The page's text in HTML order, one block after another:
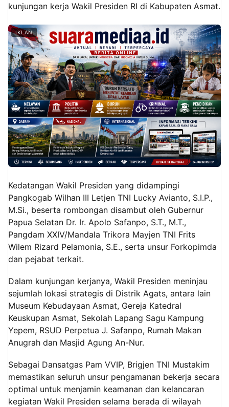
kunjungan kerja Wakil Presiden RI di Kabupaten Asmat.
IKLAN
‎Kedatangan Wakil Presiden yang didampingi
Pangkogab Wilhan III Letjen TNI Lucky Avianto, S.I.P.,
M.Si., beserta rombongan disambut oleh Gubernur
Papua Selatan Dr. Ir. Apolo Safanpo, S.T., M.T.,
Pangdam XXIV/Mandala Trikora Mayjen TNI Frits
Wilem Rizard Pelamonia, S.E., serta unsur Forkopimda
dan pejabat terkait.
‎Dalam kunjungan kerjanya, Wakil Presiden meninjau
sejumlah lokasi strategis di Distrik Agats, antara lain
Museum Kebudayaan Asmat, Gereja Katedral
Keuskupan Asmat, Sekolah Lapang Sagu Kampung
Yepem, RSUD Perpetua J. Safanpo, Rumah Makan
Anugrah dan Masjid Agung An-Nur.
‎Sebagai Dansatgas Pam VVIP, Brigjen TNI Mustakim
memastikan seluruh unsur pengamanan bekerja secara
optimal untuk menjamin keamanan dan kelancaran
kegiatan Wakil Presiden selama berada di wilayah